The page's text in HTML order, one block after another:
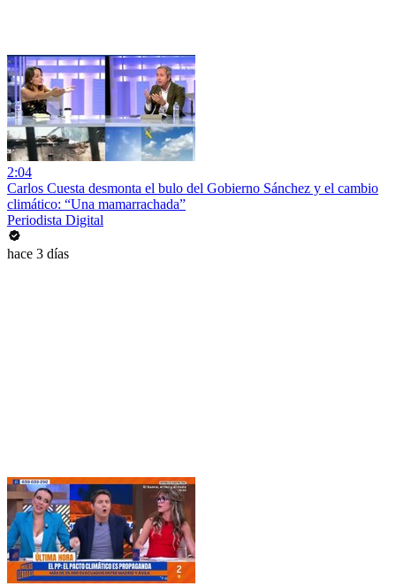
2:04
Carlos Cuesta desmonta el bulo del Gobierno Sánchez y el cambio
climático: “Una mamarrachada”
Periodista Digital
hace 3 días